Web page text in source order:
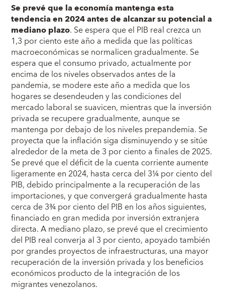
Se prevé que la economía mantenga esta
tendencia en 2024 antes de alcanzar su potencial a
mediano plazo. Se espera que el PIB real crezca un
1,3 por ciento este año a medida que las políticas
macroeconómicas se normalicen gradualmente. Se
espera que el consumo privado, actualmente por
encima de los niveles observados antes de la
pandemia, se modere este año a medida que los
hogares se desendeuden y las condiciones del
mercado laboral se suavicen, mientras que la inversión
privada se recupere gradualmente, aunque se
mantenga por debajo de los niveles prepandemia. Se
proyecta que la inflación siga disminuyendo y se sitúe
alrededor de la meta de 3 por ciento a finales de 2025.
Se prevé que el déficit de la cuenta corriente aumente
ligeramente en 2024, hasta cerca del 3¼ por ciento del
PIB, debido principalmente a la recuperación de las
importaciones, y que convergerá gradualmente hasta
cerca de 3¾ por ciento del PIB en los años siguientes,
financiado en gran medida por inversión extranjera
directa. A mediano plazo, se prevé que el crecimiento
del PIB real converja al 3 por ciento, apoyado también
por grandes proyectos de infraestructuras, una mayor
recuperación de la inversión privada y los beneficios
económicos producto de la integración de los
migrantes venezolanos.